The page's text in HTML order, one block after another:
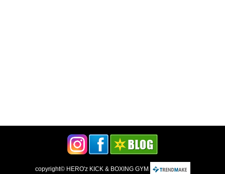
copyright© HERO'z KICK & BOXING GYM